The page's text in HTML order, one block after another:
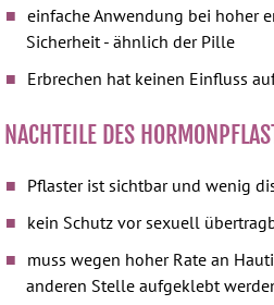
einfache Anwendung bei hoher
Sicherheit - ähnlich der Pille
Erbrechen hat keinen Einfluss
NACHTEILE DES
Pflaster ist sichtbar und wenig
kein Schutz vor sexuell
muss wegen hoher Rate an
anderen Stelle aufgeklebt